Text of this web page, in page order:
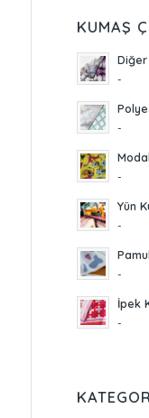
KUMAŞ
Diğer
-
-
-
Yün
-
-
İpek
-